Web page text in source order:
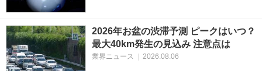
2026年お盆の渋滞予測 ピークはいつ？
最大40km発生の見込み 注意点は
業界ニュース 2026.08.06